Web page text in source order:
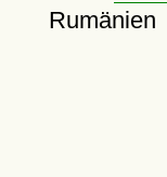
Rumänien